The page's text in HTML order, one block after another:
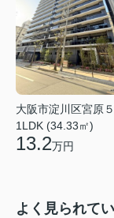
大阪市淀川区宮原
1LDK (34.33㎡)
13.2万円
よく見られて